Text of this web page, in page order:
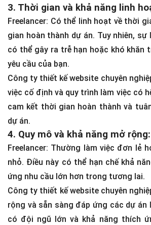
3. Thời gian và khả năng linh
Freelancer: Có thể linh hoạt về thời
gian hoàn thành dự án. Tuy nhiên,
có thể gây ra trễ hạn hoặc khó khăn
yêu cầu của bạn.
Công ty thiết kế website chuyên
việc cố định và quy trình làm việc có
cam kết thời gian hoàn thành và
dự án.
4. Quy mô và khả năng mở rộng:
Freelancer: Thường làm việc đơn lẻ
nhỏ. Điều này có thể hạn chế khả
ứng nhu cầu lớn hơn trong tương lai.
Công ty thiết kế website chuyên
rộng và sẵn sàng đáp ứng các dự án
có đội ngũ lớn và khả năng thích